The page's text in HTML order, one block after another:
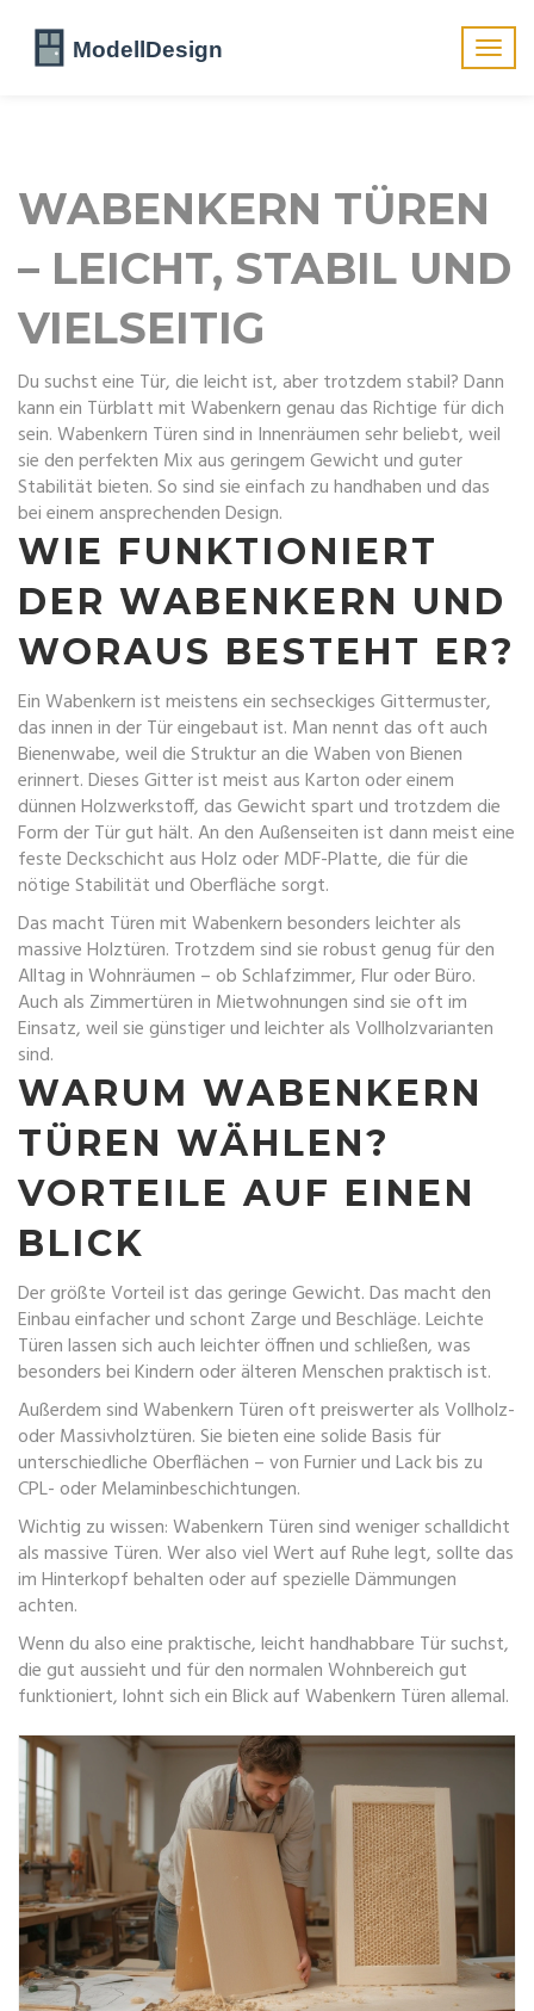
WABENKERN TÜREN
– LEICHT, STABIL UND
VIELSEITIG
Du suchst eine Tür, die leicht ist, aber trotzdem stabil? Dann
kann ein Türblatt mit Wabenkern genau das Richtige für dich
sein. Wabenkern Türen sind in Innenräumen sehr beliebt, weil
sie den perfekten Mix aus geringem Gewicht und guter
Stabilität bieten. So sind sie einfach zu handhaben und das
bei einem ansprechenden Design.
WIE FUNKTIONIERT
DER WABENKERN UND
WORAUS BESTEHT ER?
Ein Wabenkern ist meistens ein sechseckiges Gittermuster,
das innen in der Tür eingebaut ist. Man nennt das oft auch
Bienenwabe, weil die Struktur an die Waben von Bienen
erinnert. Dieses Gitter ist meist aus Karton oder einem
dünnen Holzwerkstoff, das Gewicht spart und trotzdem die
Form der Tür gut hält. An den Außenseiten ist dann meist eine
feste Deckschicht aus Holz oder MDF-Platte, die für die
nötige Stabilität und Oberfläche sorgt.
Das macht Türen mit Wabenkern besonders leichter als
massive Holztüren. Trotzdem sind sie robust genug für den
Alltag in Wohnräumen – ob Schlafzimmer, Flur oder Büro.
Auch als Zimmertüren in Mietwohnungen sind sie oft im
Einsatz, weil sie günstiger und leichter als Vollholzvarianten
sind.
WARUM WABENKERN
TÜREN WÄHLEN?
VORTEILE AUF EINEN
BLICK
Der größte Vorteil ist das geringe Gewicht. Das macht den
Einbau einfacher und schont Zarge und Beschläge. Leichte
Türen lassen sich auch leichter öffnen und schließen, was
besonders bei Kindern oder älteren Menschen praktisch ist.
Außerdem sind Wabenkern Türen oft preiswerter als Vollholz-
oder Massivholztüren. Sie bieten eine solide Basis für
unterschiedliche Oberflächen – von Furnier und Lack bis zu
CPL- oder Melaminbeschichtungen.
Wichtig zu wissen: Wabenkern Türen sind weniger schalldicht
als massive Türen. Wer also viel Wert auf Ruhe legt, sollte das
im Hinterkopf behalten oder auf spezielle Dämmungen
achten.
Wenn du also eine praktische, leicht handhabbare Tür suchst,
die gut aussieht und für den normalen Wohnbereich gut
funktioniert, lohnt sich ein Blick auf Wabenkern Türen allemal.